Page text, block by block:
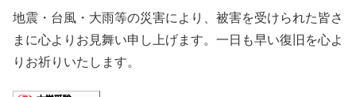
地震・台風・大雨等の災害により、被害を受けられた皆さ
まに心よりお見舞い申し上げます。一日も早い復旧を心よ
りお祈りいたします。